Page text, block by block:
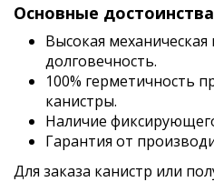
Основные достоинства
Высокая механическая
долговечность.
100% герметичность
канистры.
Наличие
Гарантия от
Для заказа канистр или